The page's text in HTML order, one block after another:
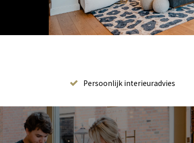
Persoonlijk interieuradvies